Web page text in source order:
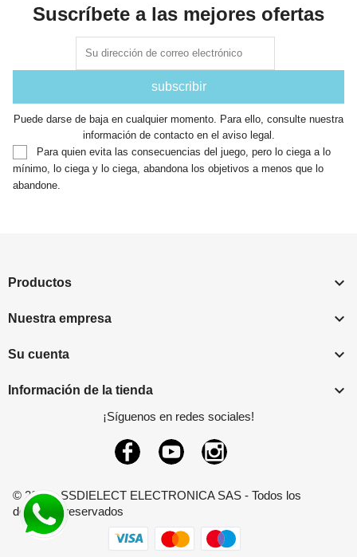
Suscríbete a las mejores ofertas
Puede darse de baja en cualquier momento. Para ello, consulte nuestra
información de contacto en el aviso legal.
Para quien evita las consecuencias del juego, pero lo ciega a lo
mínimo, lo ciega y lo ciega, abandona los objetivos a menos que lo
abandone.
Productos 
Nuestra empresa 
Su cuenta 
Información de la tienda 
¡Síguenos en redes sociales!
FacebookYouTube
© 2026 - SSDIELECT ELECTRONICA SAS - Todos los
derechos reservados